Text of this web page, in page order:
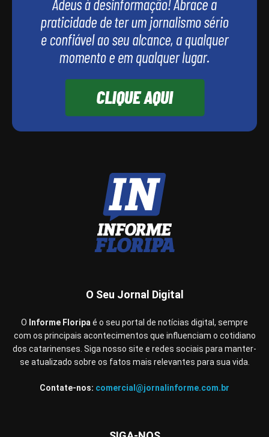
O Seu Jornal Digital
O Informe Floripaé o seu portal de notícias digital, sempre
com os principais acontecimentos que influenciam o cotidiano
dos catarinenses. Siga nosso site e redes sociais para manter-
se atualizado sobre os fatos mais relevantes para sua vida.
Contate-nos: comercial@jornalinforme.com.br